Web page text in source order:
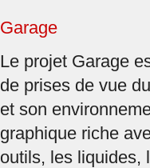
Garage
Le projet Garage
de prises de vue
et son
graphique riche
outils, les